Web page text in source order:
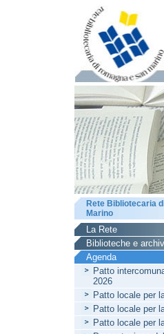
Rete Bibliotecaria
Marino
La Rete
Biblioteche e
Agenda
Patto
2026
Patto locale per
Patto locale per
Patto locale per